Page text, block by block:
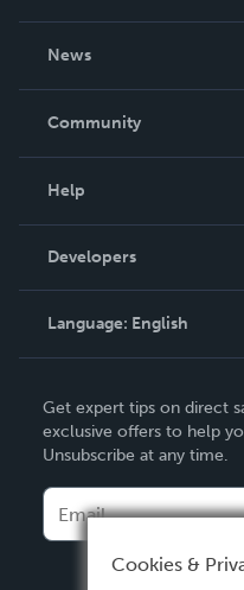
News
In The News
Community
Podcast
Help
Order Lookup
Knowledge Base
Contact Support
Developers
Language: English
Deutsch
Français
Español
Get expert tips on direct
exclusive offers to help
Unsubscribe at any time.
Cookies &